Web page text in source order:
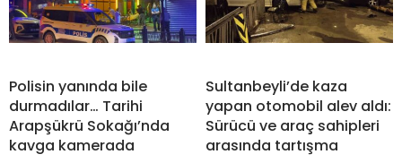
Polisin yanında bile
durmadılar… Tarihi
Arapşükrü Sokağı’nda
kavga kamerada
Sultanbeyli’de kaza
yapan otomobil alev aldı:
Sürücü ve araç sahipleri
arasında tartışma